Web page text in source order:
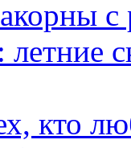
с
летние
кто